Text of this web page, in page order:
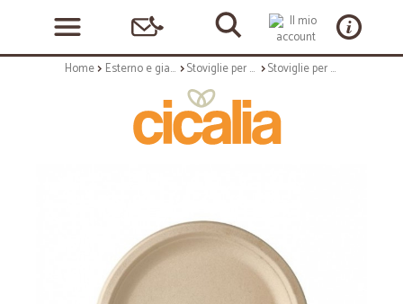
Home Esterno e giardino Stoviglie per esterni Stoviglie per outdoor: Pure piatto in canna da zucchero 26 cm naturale 50 pz